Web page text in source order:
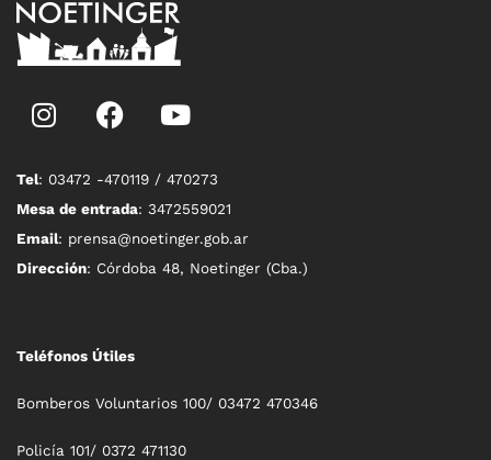
Tel: 03472 -470119 / 470273
Mesa de entrada: 3472559021
Email: prensa@noetinger.gob.ar
Dirección: Córdoba 48, Noetinger (Cba.)
Teléfonos Útiles
Bomberos Voluntarios 100/ 03472 470346
Policía 101/ 0372 471130